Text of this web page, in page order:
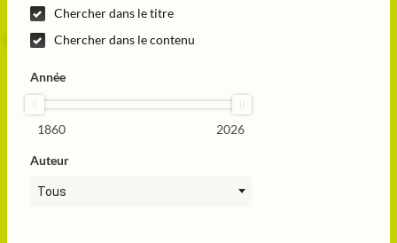
Chercher dans le titre
Chercher dans le contenu
Année
1860 2026
Auteur
Tous